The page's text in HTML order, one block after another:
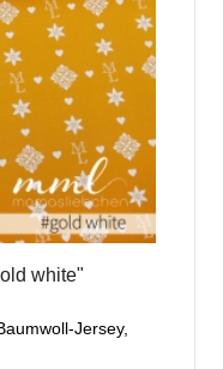
white"
Jersey,